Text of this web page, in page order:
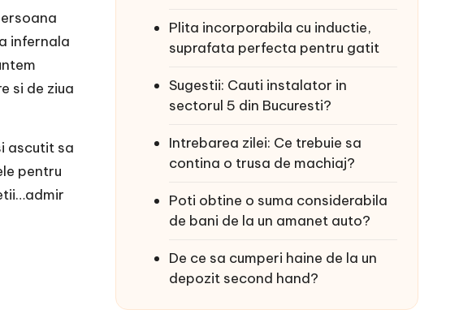
infernala
si de ziua
ascutit sa
pentru
Plita incorporabila cu inductie,
suprafata perfecta pentru gatit
Sugestii: Cauti instalator in
sectorul 5 din Bucuresti?
Intrebarea zilei: Ce trebuie sa
contina o trusa de machiaj?
Poti obtine o suma considerabila
de bani de la un amanet auto?
De ce sa cumperi haine de la un
depozit second hand?